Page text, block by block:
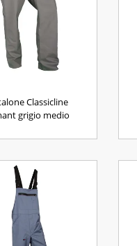
Classicline
grigio medio